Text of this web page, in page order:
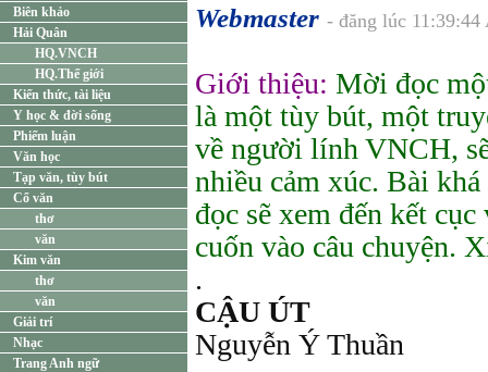
Biên khảo
Hải Quân
HQ.VNCH
HQ.Thế giới
Kiến thức, tài liệu
Y học & đời sống
Phiếm luận
Văn học
Tạp văn, tùy bút
Cổ văn
thơ
văn
Kim văn
thơ
văn
Giải trí
Nhạc
Trang Anh ngữ
Webmaster - đăng lúc
Giới thiệu: Mời đọc
là một tùy bút, một
về người lính VNCH,
nhiều cảm xúc. Bài
đọc sẽ xem đến kết
cuốn vào câu chuyện.
.
CẬU ÚT
Nguyễn Ý Thuần